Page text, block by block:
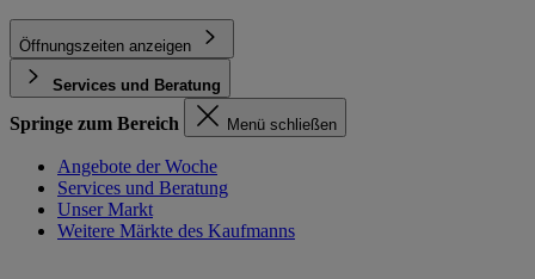
Öffnungszeiten anzeigen
Services und Beratung
Springe zum Bereich Menü schließen
Angebote der Woche
Services und Beratung
Unser Markt
Weitere Märkte des Kaufmanns